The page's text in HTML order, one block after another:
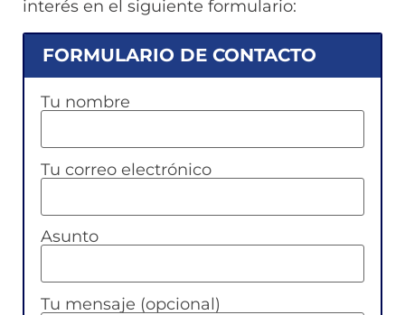
interés en el siguiente formulario:
FORMULARIO DE CONTACTO
Tu nombre
Tu correo electrónico
Asunto
Tu mensaje (opcional)